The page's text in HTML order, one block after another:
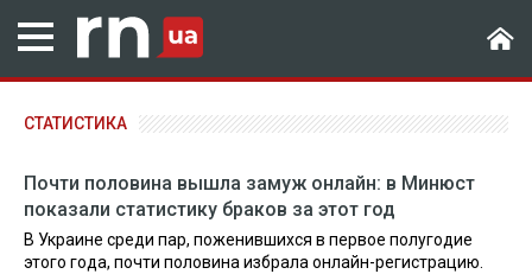
СТАТИСТИКА
Почти половина вышла замуж онлайн: в Минюст
показали статистику браков за этот год
В Украине среди пар, поженившихся в первое полугодие
этого года, почти половина избрала онлайн-регистрацию.